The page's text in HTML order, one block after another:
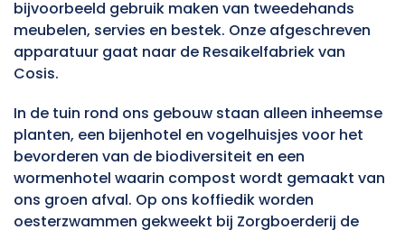
bijvoorbeeld gebruik maken van tweedehands
meubelen, servies en bestek. Onze afgeschreven
apparatuur gaat naar de Resaikelfabriek van
Cosis.
In de tuin rond ons gebouw staan alleen inheemse
planten, een bijenhotel en vogelhuisjes voor het
bevorderen van de biodiversiteit en een
wormenhotel waarin compost wordt gemaakt van
ons groen afval. Op ons koffiedik worden
oesterzwammen gekweekt bij Zorgboerderij de